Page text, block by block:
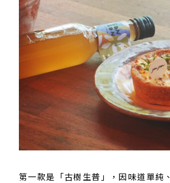
第一款是「古樹生普」，因味道單純